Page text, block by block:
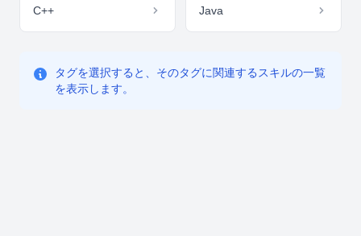
C++ Java
タグを選択すると、そのタグに関連するスキルの一覧
を表示します。